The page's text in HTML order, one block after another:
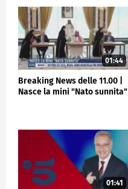
01:44
Breaking News delle 11.00 |
Nasce la mini "Nato sunnita"
01:41